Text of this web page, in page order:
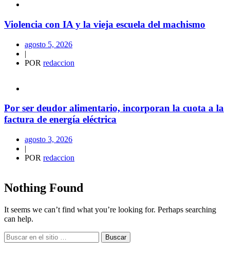
Violencia con IA y la vieja escuela del machismo
agosto 5, 2026
|
POR redaccion
Por ser deudor alimentario, incorporan la cuota a la
factura de energía eléctrica
agosto 3, 2026
|
POR redaccion
Nothing Found
It seems we can’t find what you’re looking for. Perhaps searching
can help.
Buscar